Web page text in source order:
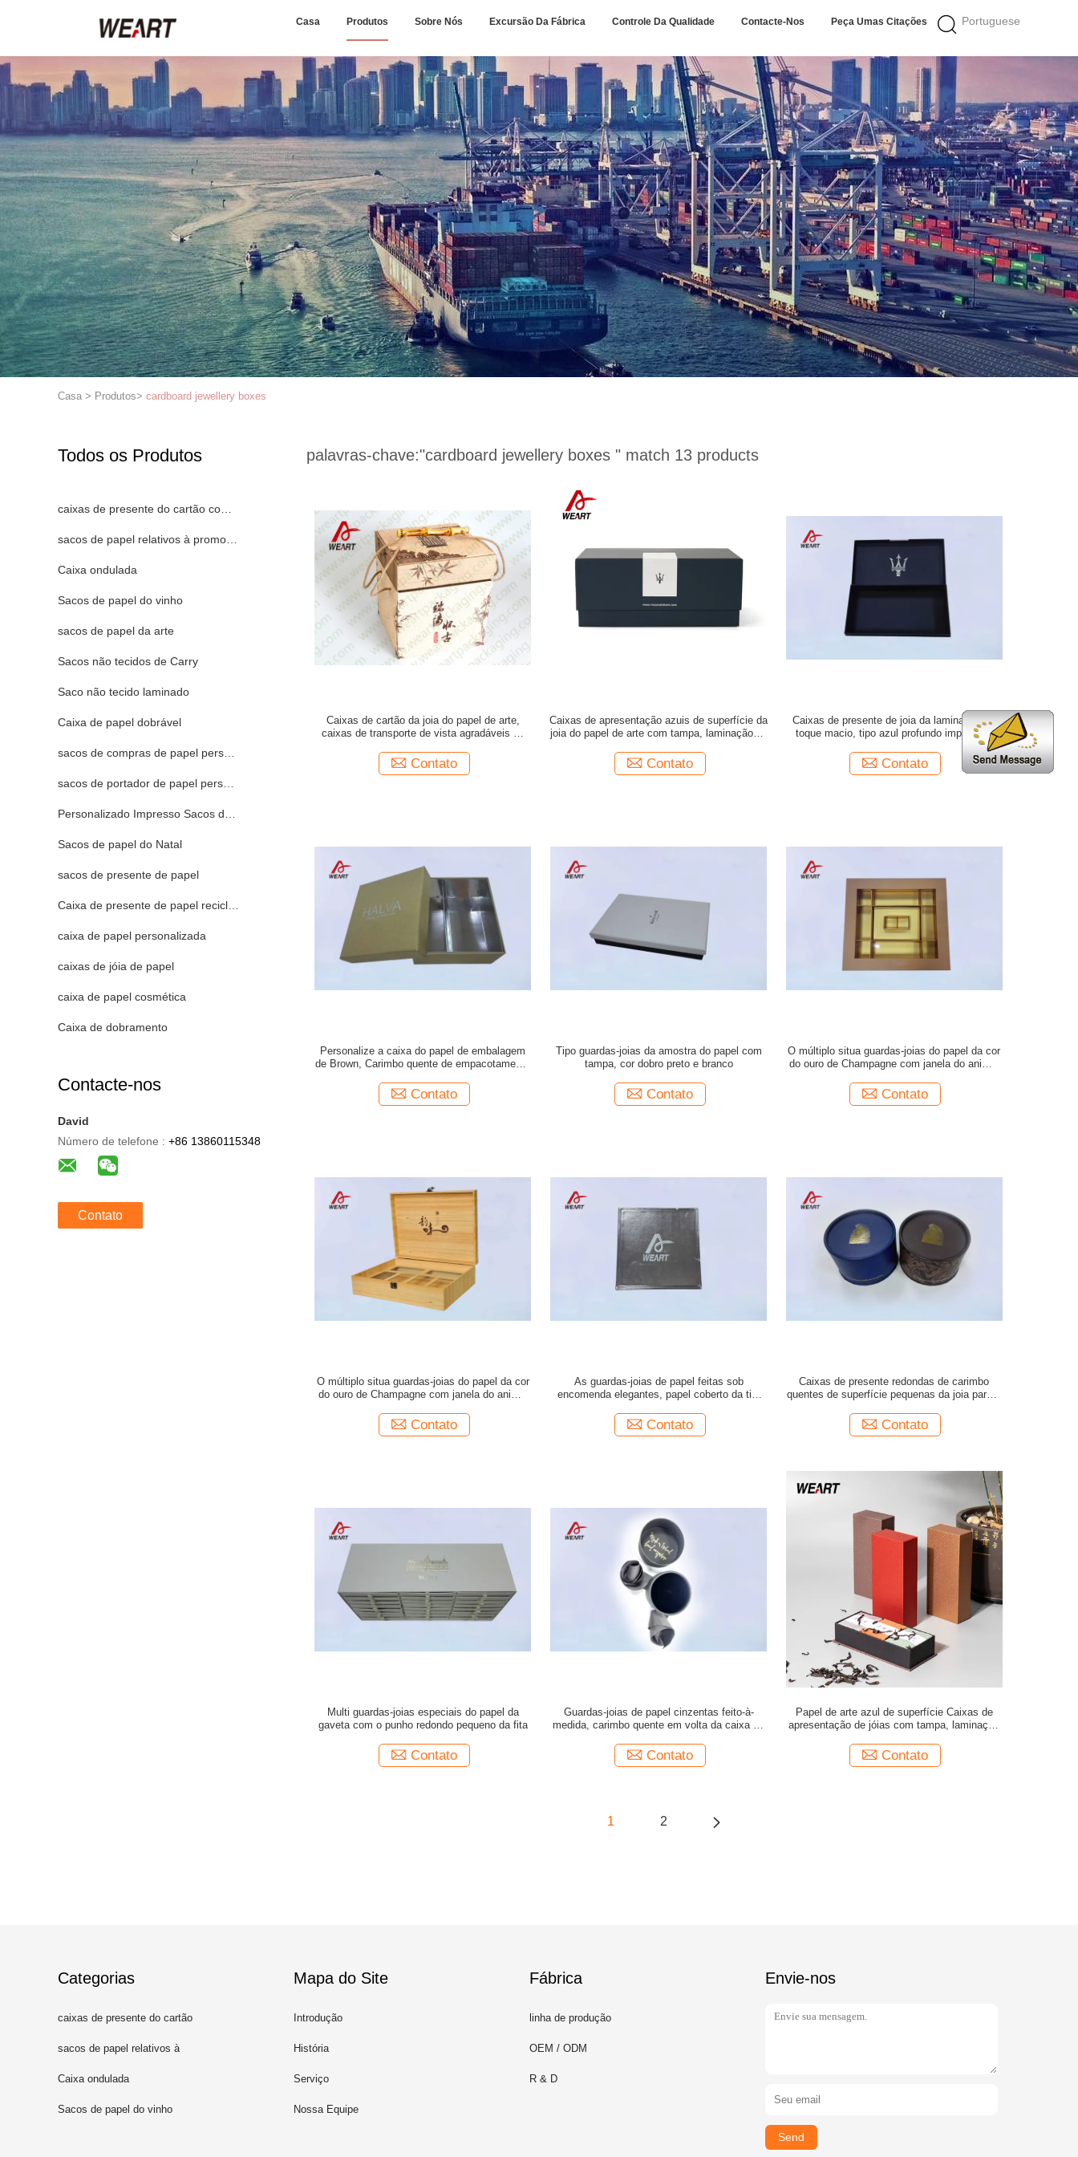
Portuguese
Casa Produtos Sobre Nós Excursão Da Fábrica Controle Da Qualidade Contacte-Nos Peça Umas Citações
Casa > Produtos> cardboard jewellery boxes
Todos os Produtos
caixas de presente do cartão com tampas
sacos de papel relativos à promoção
Caixa ondulada
Sacos de papel do vinho
sacos de papel da arte
Sacos não tecidos de Carry
Saco não tecido laminado
Caixa de papel dobrável
sacos de compras de papel personalizado
sacos de portador de papel personalizados
Personalizado Impresso Sacos de papel
Sacos de papel do Natal
sacos de presente de papel
Caixa de presente de papel reciclada
caixa de papel personalizada
caixas de jóia de papel
caixa de papel cosmética
Caixa de dobramento
Contacte-nos
David
Número de telefone : +86 13860115348
Contato
palavras-chave:"cardboard jewellery boxes " match 13 products
Caixas de cartão da joia do papel de arte,
caixas de transporte de vista agradáveis do
Contato
Caixas de apresentação azuis de superfície da
joia do papel de arte com tampa, laminação do
Contato
Caixas de presente de joia da laminação do
toque macio, tipo azul profundo impressão
personalizada de Filp do logotipo da caixa de
papel
Contato
Personalize a caixa do papel de embalagem
de Brown, Carimbo quente de empacotamento
Contato
Tipo guardas-joias da amostra do papel com
tampa, cor dobro preto e branco
Contato
O múltiplo situa guardas-joias do papel da cor
do ouro de Champagne com janela do animal
Contato
O múltiplo situa guardas-joias do papel da cor
do ouro de Champagne com janela do animal
Contato
As guardas-joias de papel feitas sob
encomenda elegantes, papel coberto da tira
Contato
Caixas de presente redondas de carimbo
quentes de superfície pequenas da joia para o
Contato
Multi guardas-joias especiais do papel da
gaveta com o punho redondo pequeno da fita
Contato
Guardas-joias de papel cinzentas feito-à-
medida, carimbo quente em volta da caixa de
Contato
Papel de arte azul de superfície Caixas de
apresentação de jóias com tampa, laminação
Contato
1 2
Categorias
caixas de presente do cartão
com tampas
sacos de papel relativos à
promoção
Caixa ondulada
Sacos de papel do vinho
Mapa do Site
Introdução
História
Serviço
Nossa Equipe
Fábrica
linha de produção
OEM / ODM
R & D
Envie-nos
Send